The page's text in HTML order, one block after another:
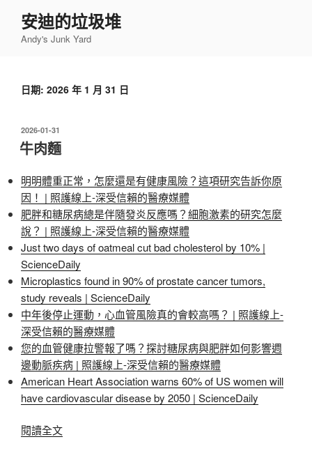
安迪的垃圾堆
Andy's Junk Yard
日期: 2026 年 1 月 31 日
發
佈
於
2026-01-31
牛肉麵
明明體重正常，怎麼還是有健康風險？這項研究告訴你原
因！ | 照護線上-深受信賴的醫療媒體
肥胖和糖尿病總是伴隨發炎反應嗎？細胞激素的研究怎麼
說？ | 照護線上-深受信賴的醫療媒體
Just two days of oatmeal cut bad cholesterol by 10% |
ScienceDaily
Microplastics found in 90% of prostate cancer tumors,
study reveals | ScienceDaily
中年後停止運動，心血管風險真的會較高嗎？ | 照護線上-
深受信賴的醫療媒體
您的血管健康拉警報了嗎？探討糖尿病與肥胖如何影響週
邊動脈疾病 | 照護線上-深受信賴的醫療媒體
American Heart Association warns 60% of US women will
have cardiovascular disease by 2050 | ScienceDaily
閱讀全文〈牛